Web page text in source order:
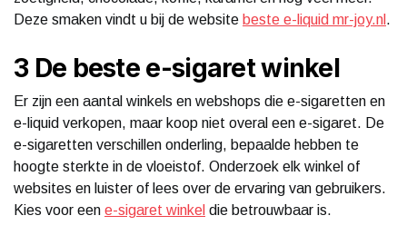
Deze smaken vindt u bij de website beste e-liquid mr-joy.nl .
3 De beste e-sigaret winkel
Er zijn een aantal winkels en webshops die e-sigaretten en
e-liquid verkopen, maar koop niet overal een e-sigaret. De
e-sigaretten verschillen onderling, bepaalde hebben te
hoogte sterkte in de vloeistof. Onderzoek elk winkel of
websites en luister of lees over de ervaring van gebruikers.
Kies voor een e-sigaret winkel die betrouwbaar is.